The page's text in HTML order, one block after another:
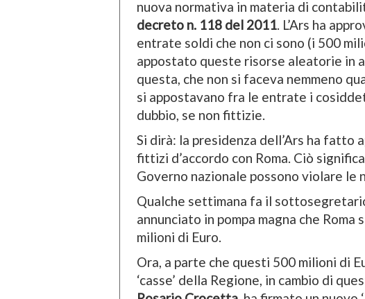
nuova normativa in materia di
decreto n. 118 del 2011. L’Ars ha
entrate soldi che non ci sono (i 500
appostato queste risorse aleatorie in
questa, che non si faceva nemmeno
si appostavano fra le entrate i
dubbio, se non fittizie.
Si dirà: la presidenza dell’Ars ha fatto
fittizi d’accordo con Roma. Ciò
Governo nazionale possono violare le
Qualche settimana fa il
annunciato in pompa magna che
milioni di Euro.
Ora, a parte che questi 500 milioni di
‘casse’ della Regione, in cambio di